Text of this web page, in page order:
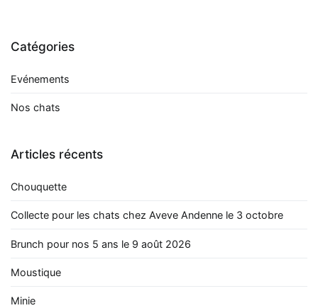
Catégories
Evénements
Nos chats
Articles récents
Chouquette
Collecte pour les chats chez Aveve Andenne le 3 octobre
Brunch pour nos 5 ans le 9 août 2026
Moustique
Minie